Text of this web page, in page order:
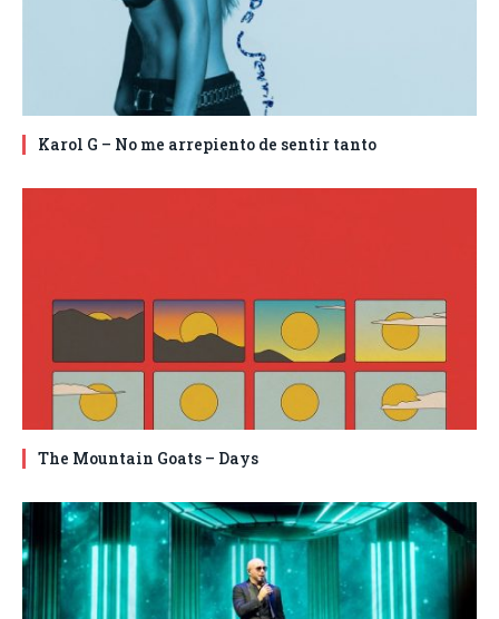
Karol G – No me arrepiento de sentir tanto
The Mountain Goats – Days